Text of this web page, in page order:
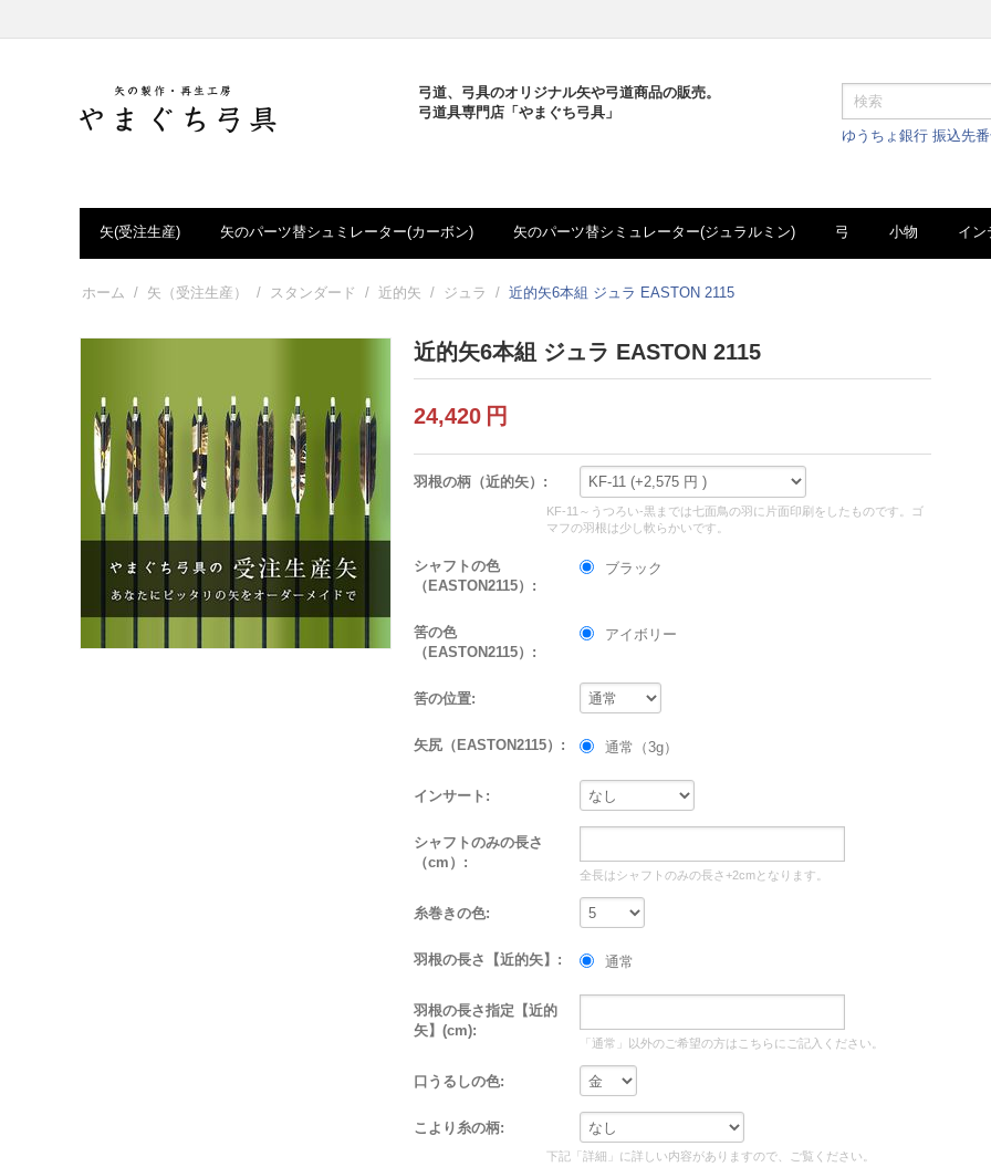
弓道、弓具のオリジナル矢や弓道商品の販売。
弓道具専門店「やまぐち弓具」
ゆうちょ銀行 振込先
矢(受注生産) 矢のパーツ替シュミレーター(カーボン) 矢のパーツ替シミュレーター(ジュラルミン) 弓 小物 イン
ホーム / 矢（受注生産） / スタンダード / 近的矢 / ジュラ / 近的矢6本組 ジュラ EASTON 2115
近的矢6本組 ジュラ EASTON 2115
24,420 円
羽根の柄（近的矢）:
KF-11～うつろい-黒までは七面鳥の羽に片面印刷をしたものです。ゴ
マフの羽根は少し軟らかいです。
シャフトの色
（EASTON2115）:
ブラック
筈の色
（EASTON2115）:
アイボリー
筈の位置:
矢尻（EASTON2115）: 通常（3g）
インサート:
シャフトのみの長さ
（cm）:
全長はシャフトのみの長さ+2cmとなります。
糸巻きの色:
羽根の長さ【近的矢】: 通常
羽根の長さ指定【近的
矢】(cm):
「通常」以外のご希望の方はこちらにご記入ください。
口うるしの色:
こより糸の柄:
下記「詳細」に詳しい内容がありますので、ご覧ください。